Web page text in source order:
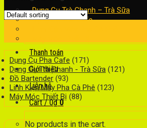
Dụng Cụ Trà Chanh – Trà Sữa
Dụng Cụ Pha Cafe
Thanh toán
Giới thiệu
Liên hệ
Cart /0₫ 0
No products in the cart.
Dụng Cụ Pha Cafe (171)
Dụng Cụ Trà Chanh - Trà Sữa (121)
Đồ Bartender (93)
Linh Kiện Máy Pha Cà Phê (123)
Máy Móc Thiết Bị (88)